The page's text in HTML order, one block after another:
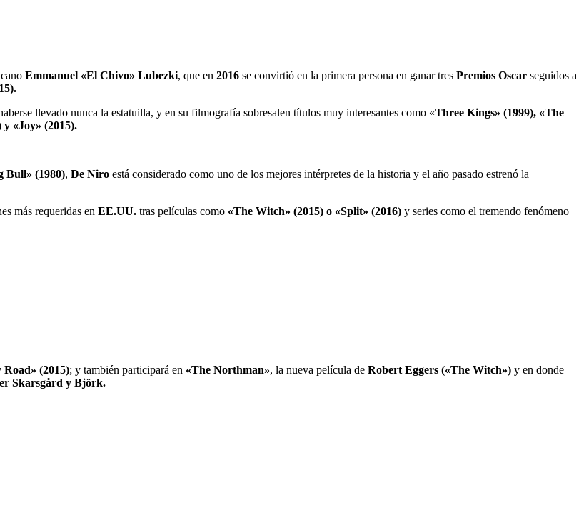
Emmanuel «El Chivo» Lubezki, que en 2016 se convirtió en la primera persona en ganar tres Premios Oscar seguidos a
llevado nunca la estatuilla, y en su filmografía sobresalen títulos muy interesantes como «Three Kings» (1999), «The
«Joy» (2015).
Bull» (1980), De Niro está considerado como uno de los mejores intérpretes de la historia y el año pasado estrenó la
más requeridas en EE.UU. tras películas como «The Witch» (2015) o «Split» (2016) y series como el tremendo fenómeno
(2015); y también participará en «The Northman», la nueva película de Robert Eggers («The Witch») y en donde
Skarsgård y Björk.